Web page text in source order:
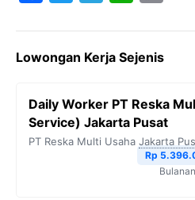
e
o
o
t
e
r
e
r
a
t
A
y
i
n
k
Lowongan Kerja Sejenis
Daily Worker PT Reska
Service) Jakarta Pusat
PT Reska Multi Usaha Jakarta
Rp
Bulanan